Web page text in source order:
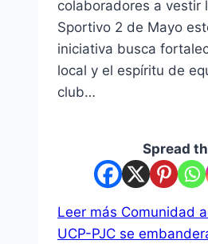
colaboradores a vestir
Sportivo 2 de Mayo
iniciativa busca
local y el espíritu de
club…
Spread
Leer más Comunidad
UCP-PJC se